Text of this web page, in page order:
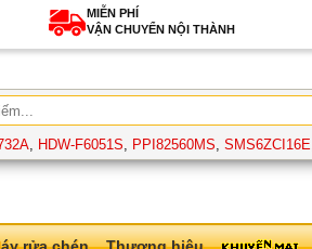
MIỄN PHÍ
VẬN CHUYỂN NỘI THÀNH
, HDW-F6051S, PPI82560MS, SMS6ZCI16E